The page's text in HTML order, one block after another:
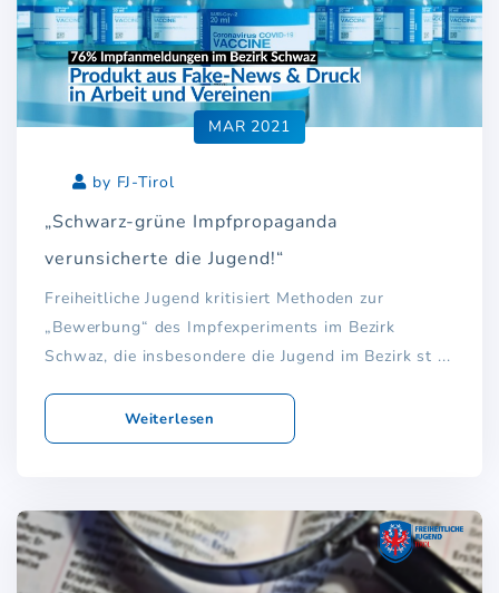
MAR 2021
by FJ-Tirol
„Schwarz-grüne Impfpropaganda
verunsicherte die Jugend!“
Freiheitliche Jugend kritisiert Methoden zur
„Bewerbung“ des Impfexperiments im Bezirk
Schwaz, die insbesondere die Jugend im Bezirk st ...
Weiterlesen